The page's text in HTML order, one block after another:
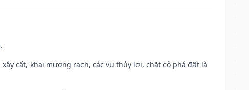
cất, khai mương rạch, các vụ thủy lợi, chặt cỏ phá đất là